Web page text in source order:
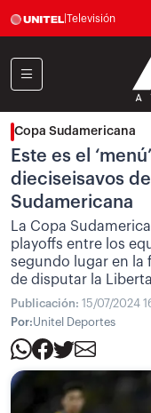
Televisión
Copa Sudamericana
Este es el
dieciseisavos
Sudamericana
La Copa
playoffs entre los
segundo lugar en la
de disputar la
Publicación: 15/07/2024
Por:Unitel Deportes